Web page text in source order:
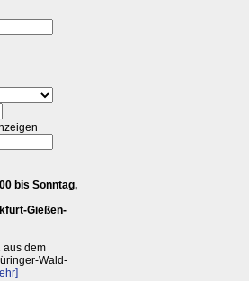
bis Sonntag,
Gießen-
aus dem
Wald-